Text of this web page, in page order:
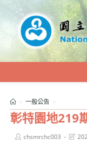
內
彰特園地219
> 一般公告 >
Postchsmrchc003
Post